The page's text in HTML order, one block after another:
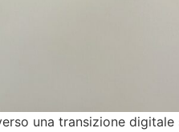
una transizione